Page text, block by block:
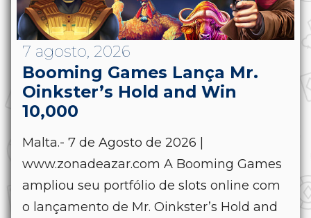
7 agosto, 2026
Booming Games Lança Mr.
Oinkster’s Hold and Win
10,000
Malta.- 7 de Agosto de 2026 |
www.zonadeazar.com A Booming Games
ampliou seu portfólio de slots online com
o lançamento de Mr. Oinkster’s Hold and